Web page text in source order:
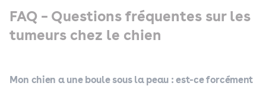
FAQ – Questions fréquentes sur les
tumeurs chez le chien
Mon chien a une boule sous la peau : est-ce forcément